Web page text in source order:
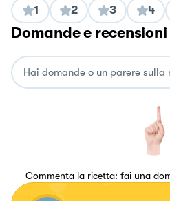
1 2 3 4
Domande e recensioni
Commenta la ricetta: fai una